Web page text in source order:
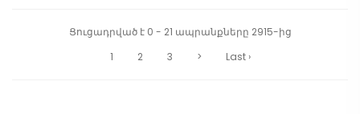
Ցուցադրված է 0 - 21 ապրանքները 2915-ից
1
2 3 > Last ›